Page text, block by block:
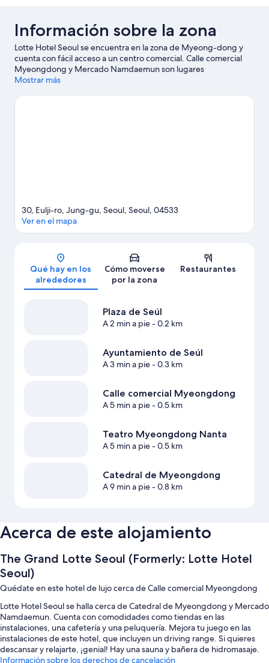
Información sobre la zona
Lotte Hotel Seoul se encuentra en la zona de Myeong-dong y
cuenta con fácil acceso a un centro comercial. Calle comercial
Myeongdong y Mercado Namdaemun son lugares
imprescindibles para los amantes de las tiendas; añádelos a tu
histórico y nacional de Dongdaemun y Parque de la Montaña
Mostrar más
Mapa
30, Eulji-ro, Jung-gu, Seoul, Seoul, 04533
Ver en el mapa
Qué hay en los
alrededores
Cómo moverse
por la zona
Restaurantes
Plaza de Seúl
A 2 min a pie- 0.2 km
Ayuntamiento de Seúl
A 3 min a pie- 0.3 km
Calle comercial Myeongdong
A 5 min a pie- 0.5 km
Teatro Myeongdong Nanta
A 5 min a pie- 0.5 km
Catedral de Myeongdong
A 9 min a pie- 0.8 km
Acerca de este alojamiento
The Grand Lotte Seoul (Formerly: Lotte Hotel
Seoul)
Quédate en este hotel de lujo cerca de Calle comercial Myeongdong
Lotte Hotel Seoul se halla cerca de Catedral de Myeongdong y Mercado
Namdaemun. Cuenta con comodidades como tiendas en las
instalaciones, una cafetería y una peluquería. Mejora tu juego en las
instalaciones de este hotel, que incluyen un driving range. Si quieres
descansar y relajarte, ¡genial! Hay una sauna y bañera de hidromasaje.
Toma algo en alguno de los 5 restaurantes del alojamiento. Conéctate al
Información sobre los derechos de cancelación